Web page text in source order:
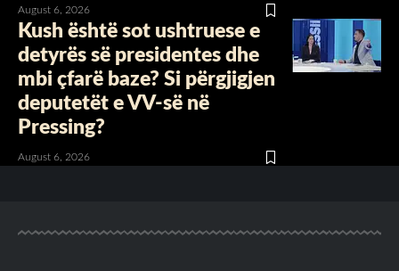
August 6, 2026
Kush është sot ushtruese e
detyrës së presidentes dhe
mbi çfarë baze? Si përgjigjen
deputetët e VV-së në
Pressing?
August 6, 2026